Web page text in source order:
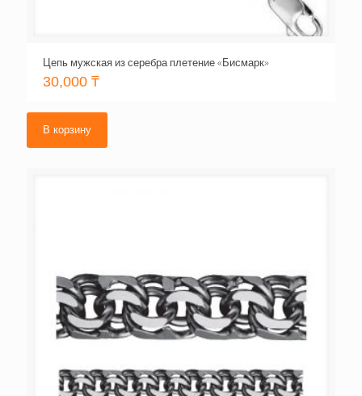
Цепь мужская из серебра плетение «Бисмарк»
30,000 ₸
В корзину